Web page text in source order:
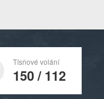
Tísňové volání
150 / 112